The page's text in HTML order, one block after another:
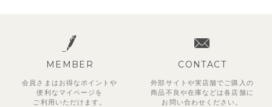
MEMBER
会員さまはお得なポイントや
便利な マイページを
ご利用いただけます。
CONTACT
外部サイトや実店舗でご購入の
商品不良や在庫などは各店舗に
お問い合わせください。